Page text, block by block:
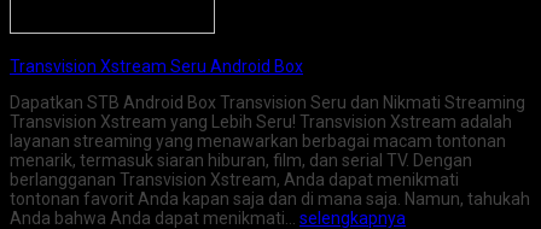
Transvision Xstream Seru Android Box
Dapatkan STB Android Box Transvision Seru dan Nikmati Streaming
Transvision Xstream yang Lebih Seru! Transvision Xstream adalah
layanan streaming yang menawarkan berbagai macam tontonan
menarik, termasuk siaran hiburan, film, dan serial TV. Dengan
berlangganan Transvision Xstream, Anda dapat menikmati
tontonan favorit Anda kapan saja dan di mana saja. Namun, tahukah
Anda bahwa Anda dapat menikmati… selengkapnya